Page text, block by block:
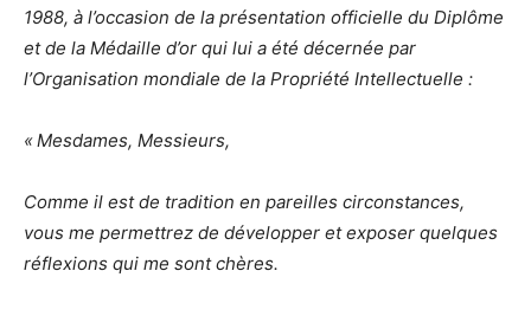
1988, à l’occasion de la présentation officielle du Diplôme
et de la Médaille d’or qui lui a été décernée par
l’Organisation mondiale de la Propriété Intellectuelle :
« Mesdames, Messieurs,
Comme il est de tradition en pareilles circonstances,
vous me permettrez de développer et exposer quelques
réflexions qui me sont chères.